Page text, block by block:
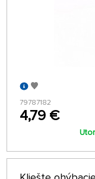
79787182
4,79 €